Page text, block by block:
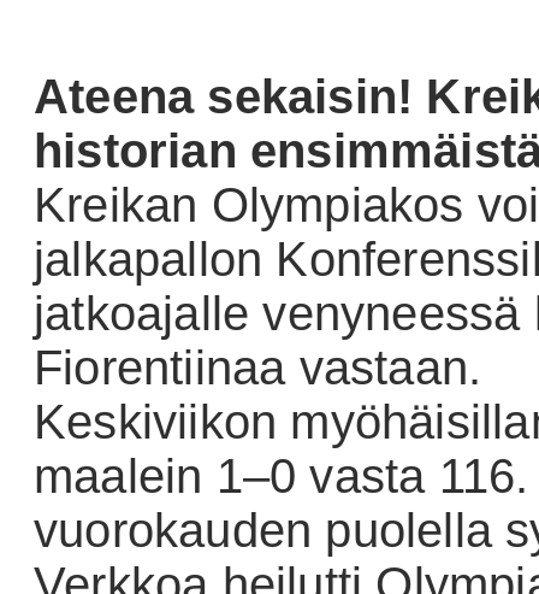
Ateena sekaisin!
historian
Kreikan Olympiakos
jalkapallon
jatkoajalle
Fiorentiinaa vastaan.
Keskiviikon
maalein 1–0 vasta
vuorokauden puolella